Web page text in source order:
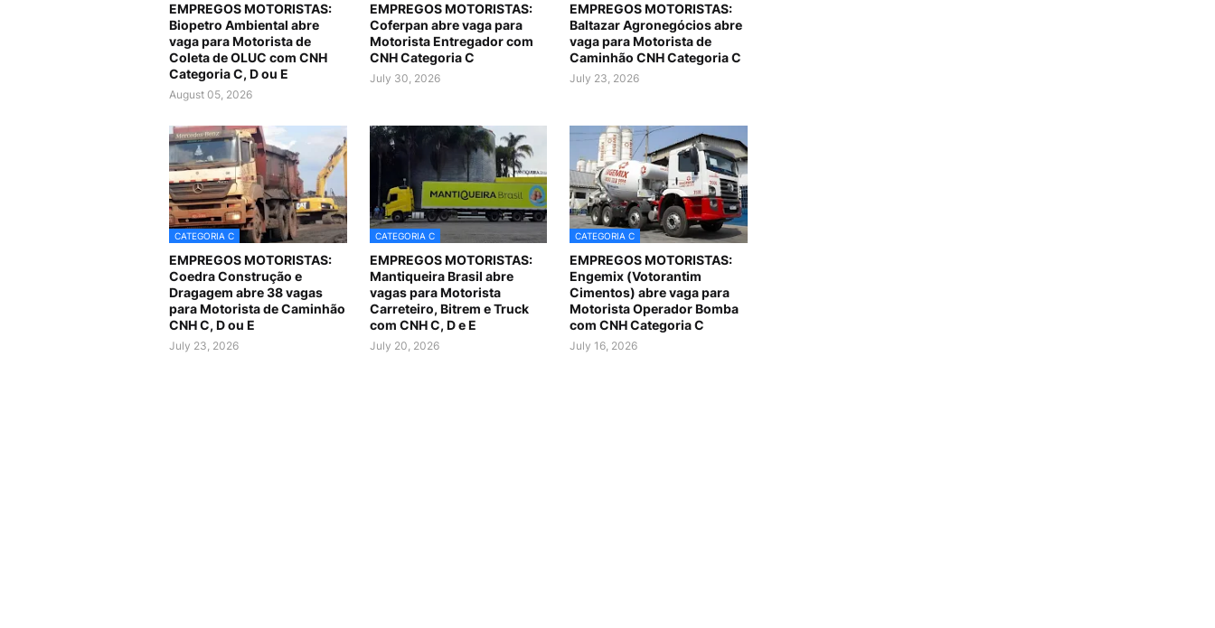
EMPREGOS MOTORISTAS:
Biopetro Ambiental abre
vaga para Motorista de
Coleta de OLUC com CNH
Categoria C, D ou E
August 05, 2026
EMPREGOS MOTORISTAS:
Coferpan abre vaga para
Motorista Entregador com
CNH Categoria C
July 30, 2026
EMPREGOS MOTORISTAS:
Baltazar Agronegócios abre
vaga para Motorista de
Caminhão CNH Categoria C
July 23, 2026
CATEGORIA C
EMPREGOS MOTORISTAS:
Coedra Construção e
Dragagem abre 38 vagas
para Motorista de Caminhão
CNH C, D ou E
July 23, 2026
CATEGORIA C
EMPREGOS MOTORISTAS:
Mantiqueira Brasil abre
vagas para Motorista
Carreteiro, Bitrem e Truck
com CNH C, D e E
July 20, 2026
CATEGORIA C
EMPREGOS MOTORISTAS:
Engemix (Votorantim
Cimentos) abre vaga para
Motorista Operador Bomba
com CNH Categoria C
July 16, 2026